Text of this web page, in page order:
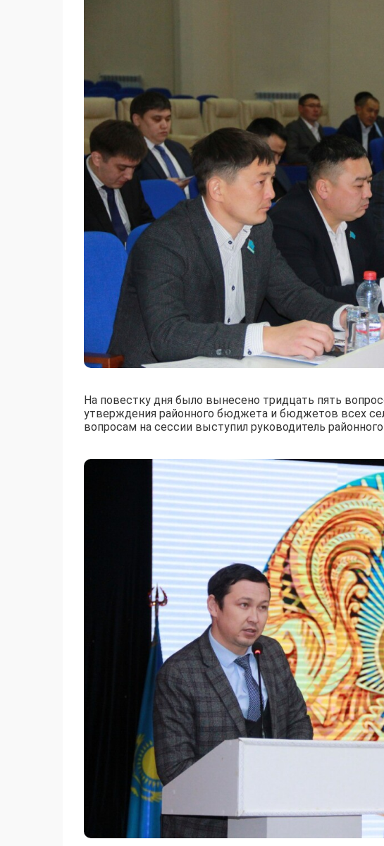
На повестку дня было вынесено тридцать пять
утверждения районного бюджета и бюджетов всех
вопросам на сессии выступил руководитель